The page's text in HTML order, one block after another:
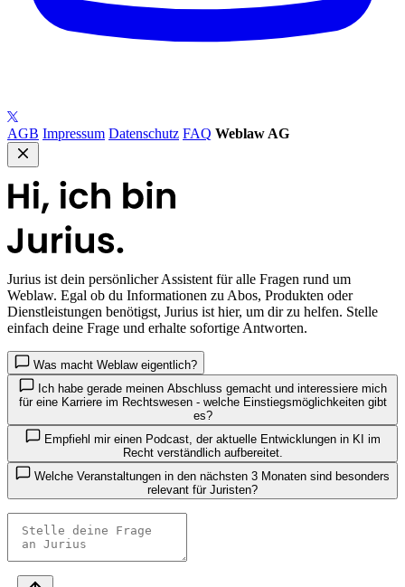
AGB Impressum Datenschutz FAQ Weblaw AG
Jurius ist dein persönlicher Assistent für alle Fragen rund um
Weblaw. Egal ob du Informationen zu Abos, Produkten oder
Dienstleistungen benötigst, Jurius ist hier, um dir zu helfen. Stelle
einfach deine Frage und erhalte sofortige Antworten.
Was macht Weblaw eigentlich?
Ich habe gerade meinen Abschluss gemacht und interessiere mich
für eine Karriere im Rechtswesen - welche Einstiegsmöglichkeiten gibt
es?
Empfiehl mir einen Podcast, der aktuelle Entwicklungen in KI im
Recht verständlich aufbereitet.
relevant für Juristen?